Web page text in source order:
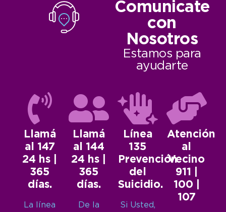
Comunicate
con
Nosotros
Estamos para
ayudarte
Llamá
al 147
24 hs |
365
días.
La línea
Llamá
al 144
24 hs |
365
días.
De la
Línea
135
Prevención
del
Suicidio.
Si Usted,
Atención
al
Vecino
911 |
100 |
107